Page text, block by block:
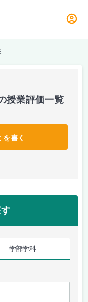
授業評価一覧
書く
学部学科